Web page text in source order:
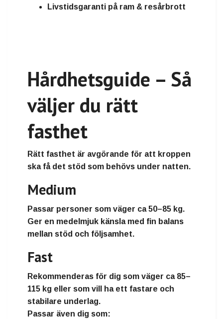
Livstidsgaranti på ram & resårbrott
Hårdhetsguide – Så
väljer du rätt
fasthet
Rätt fasthet är avgörande för att kroppen
ska få det stöd som behövs under natten.
Medium
Passar personer som väger ca 50–85 kg.
Ger en medelmjuk känsla med fin balans
mellan stöd och följsamhet.
Fast
Rekommenderas för dig som väger ca 85–
115 kg eller som vill ha ett fastare och
stabilare underlag.
Passar även dig som: